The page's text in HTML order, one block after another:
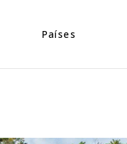
Países
Centroamérica